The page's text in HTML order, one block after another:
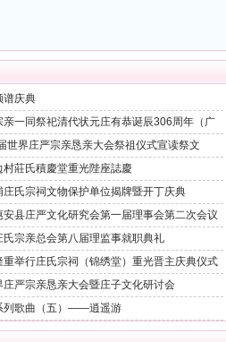
谱庆典
亲一同祭祀清代状元庄有恭诞辰306周年（广
世界庄严宗亲恳亲大会祭祖仪式宣读祭文
村莊氏積慶堂重光陛座誌慶
庄氏宗祠文物保护单位揭牌暨开丁庆典
安县庄严文化研究会第一届理事会第二次会议
氏宗亲总会第八届理监事就职典礼
重举行庄氏宗祠（锦绣堂）重光晋主庆典仪式
庄严宗亲恳亲大会暨庄子文化研讨会
列歌曲（五）——逍遥游